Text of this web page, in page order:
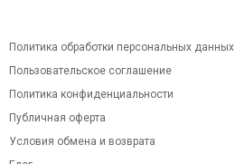
Политика обработки персональных данных
Пользовательское соглашение
Политика конфиденциальности
Публичная оферта
Условия обмена и возврата